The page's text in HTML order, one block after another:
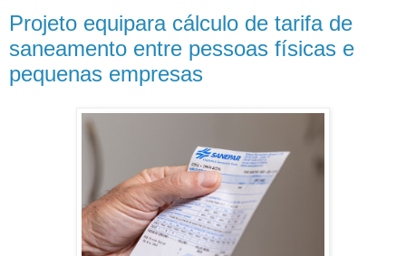
Projeto equipara cálculo de tarifa de
saneamento entre pessoas físicas e
pequenas empresas